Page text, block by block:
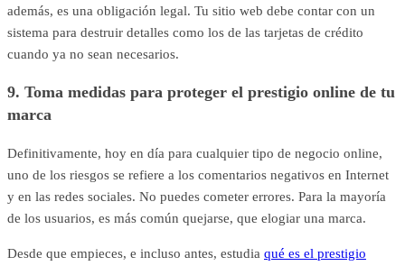
además, es una obligación legal. Tu sitio web debe contar con un
sistema para destruir detalles como los de las tarjetas de crédito
cuando ya no sean necesarios.
9. Toma medidas para proteger el prestigio online de tu
marca
Definitivamente, hoy en día para cualquier tipo de negocio online,
uno de los riesgos se refiere a los comentarios negativos en Internet
y en las redes sociales. No puedes cometer errores. Para la mayoría
de los usuarios, es más común quejarse, que elogiar una marca.
Desde que empieces, e incluso antes, estudia qué es el prestigio